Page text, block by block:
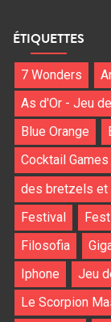
ÉTIQUETTES
7 Wonders
As d'Or - Jeu
Blue Orange
Cocktail Games
des bretzels et
Festival
Filosofia
Iphone
Jeu
Le Scorpion